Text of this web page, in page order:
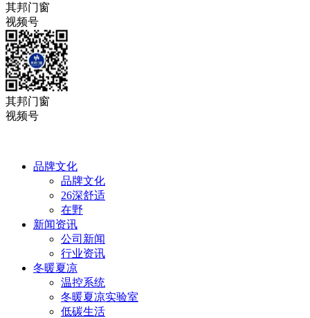
其邦门窗
视频号
其邦门窗
视频号
品牌文化
品牌文化
26深舒适
在野
新闻资讯
公司新闻
行业资讯
冬暖夏凉
温控系统
冬暖夏凉实验室
低碳生活